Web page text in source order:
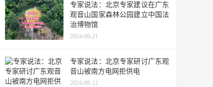
专家说法：北京专家建议在广东
观音山国家森林公园建立中国法
治博物馆
2024-09-21
专家说法：北京专家研讨广东观
音山被南方电网拒供电
2024-09-12